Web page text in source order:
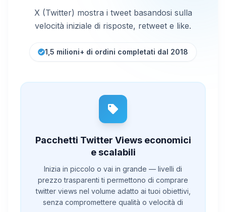
X (Twitter) mostra i tweet basandosi sulla
velocità iniziale di risposte, retweet e like.
1,5 milioni+ di ordini completati dal 2018
Pacchetti Twitter Views economici
e scalabili
Inizia in piccolo o vai in grande — livelli di
prezzo trasparenti ti permettono di comprare
twitter views nel volume adatto ai tuoi obiettivi,
senza compromettere qualità o velocità di